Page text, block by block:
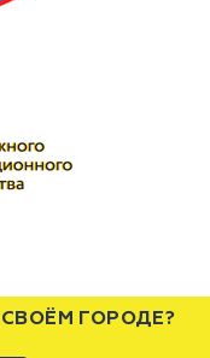
ГОРОДЕ?